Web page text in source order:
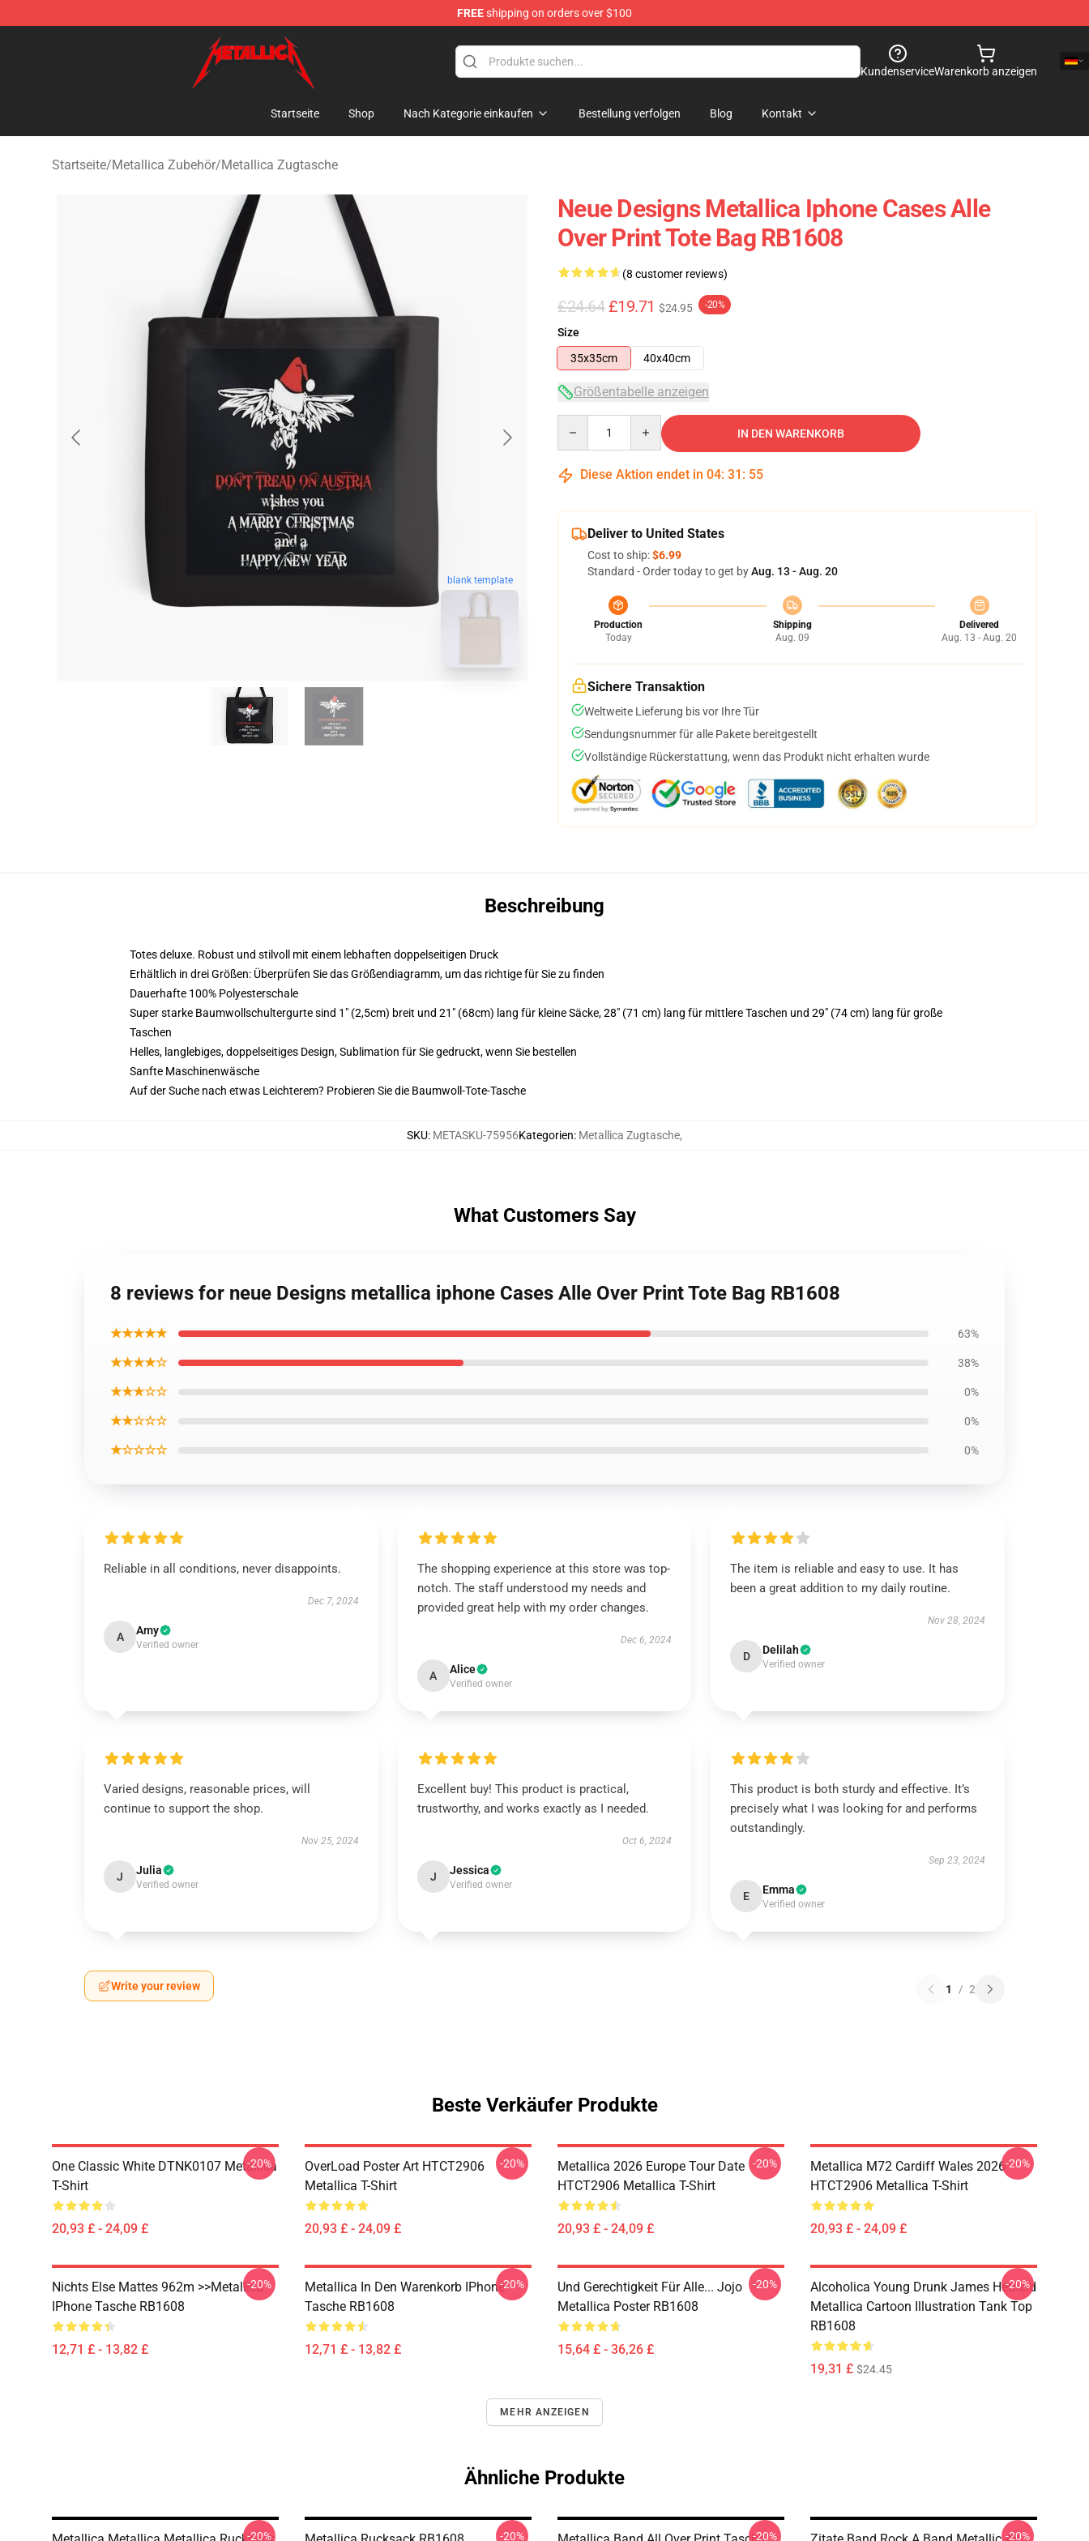
FREEshipping on orders over $100
Metallica Store - Official Metallica Merchandise Shop
KundenserviceWarenkorb anzeigen
Startseite Shop Nach Kategorie einkaufen Bestellung verfolgen Blog Kontakt
Startseite/Metallica Zubehör/Metallica Zugtasche
blank template
Neue Designs Metallica Iphone Cases Alle
Over Print Tote Bag RB1608
(8 customer reviews)
£24.64 £19.71 $24.95 -20%
Size
35x35cm
40x40cm
Größentabelle anzeigen
IN DEN WARENKORB
Diese Aktion endet in 04: 31 : 54
Deliver to United States
Cost to ship:$6.99
Standard - Order today to get byAug. 13 - Aug. 20
Production
Today
Shipping
Aug. 09
Delivered
Aug. 13 - Aug. 20
Sichere Transaktion
Weltweite Lieferung bis vor Ihre Tür
Sendungsnummer für alle Pakete bereitgestellt
Vollständige Rückerstattung, wenn das Produkt nicht erhalten wurde
Beschreibung
Totes deluxe. Robust und stilvoll mit einem lebhaften doppelseitigen Druck
Erhältlich in drei Größen: Überprüfen Sie das Größendiagramm, um das richtige für Sie zu finden
Dauerhafte 100% Polyesterschale
Super starke Baumwollschultergurte sind 1" (2,5cm) breit und 21" (68cm) lang für kleine Säcke, 28" (71 cm) lang für mittlere Taschen und 29" (74 cm) lang für große
Taschen
Helles, langlebiges, doppelseitiges Design, Sublimation für Sie gedruckt, wenn Sie bestellen
Sanfte Maschinenwäsche
Auf der Suche nach etwas Leichterem? Probieren Sie die Baumwoll-Tote-Tasche
SKU: METASKU-75956Kategorien: Metallica Zugtasche,
What Customers Say
8 reviews for neue Designs metallica iphone Cases Alle Over Print Tote Bag RB1608
★★★★★ 63%
★★★★☆ 38%
★★★☆☆ 0%
★★☆☆☆ 0%
★☆☆☆☆ 0%
Reliable in all conditions, never disappoints.
Dec 7, 2024
A Amy
Verified owner
The shopping experience at this store was top-
notch. The staff understood my needs and
provided great help with my order changes.
Dec 6, 2024
A Alice
Verified owner
The item is reliable and easy to use. It has
been a great addition to my daily routine.
Nov 28, 2024
D Delilah
Verified owner
Varied designs, reasonable prices, will
continue to support the shop.
Nov 25, 2024
J Julia
Verified owner
Excellent buy! This product is practical,
trustworthy, and works exactly as I needed.
Oct 6, 2024
J Jessica
Verified owner
This product is both sturdy and effective. It’s
precisely what I was looking for and performs
outstandingly.
Sep 23, 2024
E Emma
Verified owner
Write your review 1 / 2
Beste Verkäufer Produkte
One Classic White DTNK0107 Metallica
T-Shirt
20,93 £ - 24,09 £
-20%
OverLoad Poster Art HTCT2906
Metallica T-Shirt
20,93 £ - 24,09 £
-20%
Metallica 2026 Europe Tour Date
HTCT2906 Metallica T-Shirt
20,93 £ - 24,09 £
-20%
Metallica M72 Cardiff Wales 2026
HTCT2906 Metallica T-Shirt
20,93 £ - 24,09 £
-20%
Nichts Else Mattes 962m >>metallica
IPhone Tasche RB1608
12,71 £ - 13,82 £
-20%
Metallica In Den Warenkorb IPhone
Tasche RB1608
12,71 £ - 13,82 £
-20%
Und Gerechtigkeit Für Alle... Jojo
Metallica Poster RB1608
15,64 £ - 36,26 £
-20%
Alcoholica Young Drunk James Hetfield
Metallica Cartoon Illustration Tank Top
RB1608
19,31 £ $24.45
-20%
MEHR ANZEIGEN
Ähnliche Produkte
-20% -20% -20% -20%